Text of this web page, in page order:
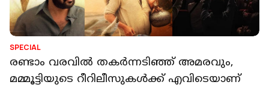
SPECIAL
രണ്ടാം വരവില്‍ തകര്‍ന്നടിഞ്ഞ് അമരവും,
മമ്മൂട്ടിയുടെ റീറിലീസുകള്‍ക്ക് എവിടെയാണ്